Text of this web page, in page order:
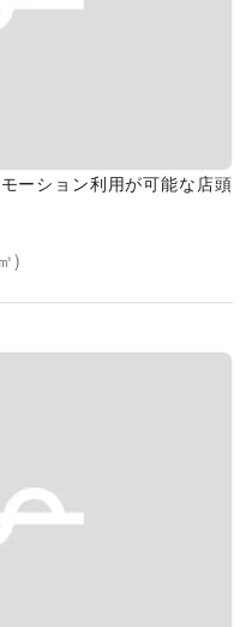
ーション利用が可能な店頭
㎡)